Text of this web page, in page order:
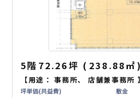
5階 72.26坪 ( 238.88㎡ )
【用途：事務所、 店舗兼事務所 】
坪単価(共益費) 敷金